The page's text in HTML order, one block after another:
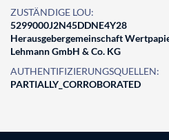
ZUSTÄNDIGE LOU:
5299000J2N45DDNE4Y28
Herausgebergemeinschaft
Lehmann GmbH & Co. KG
AUTHENTIFIZIERUNGSQUELLEN:
PARTIALLY_CORROBORATED